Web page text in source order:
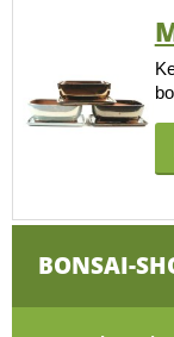
BONSAI-